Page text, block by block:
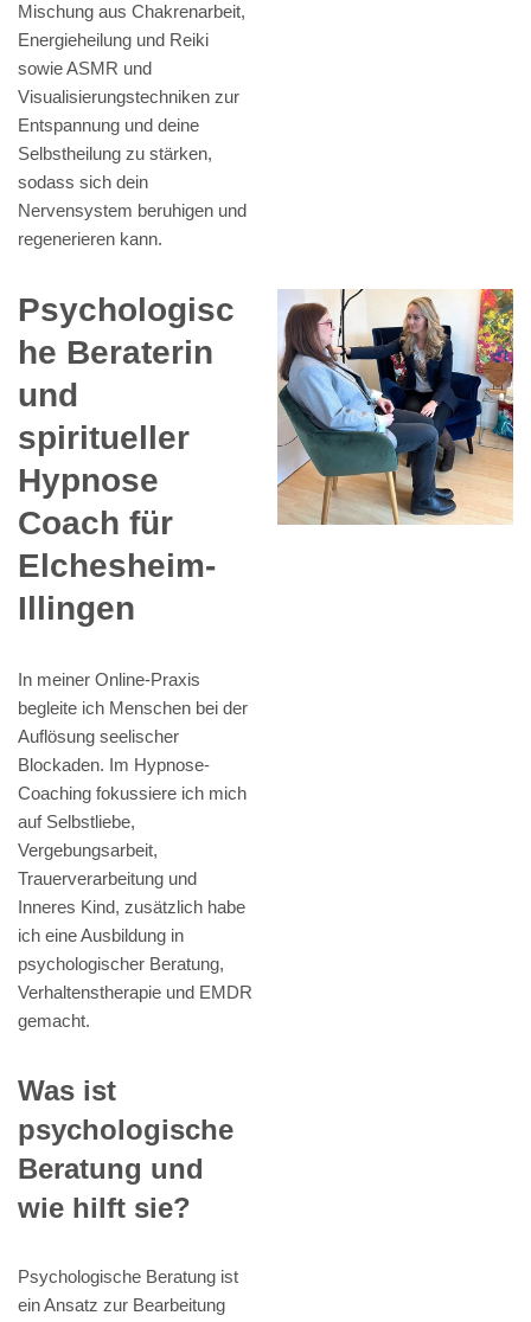
Mischung aus Chakrenarbeit,
Energieheilung und Reiki
sowie ASMR und
Visualisierungstechniken zur
Entspannung und deine
Selbstheilung zu stärken,
sodass sich dein
Nervensystem beruhigen und
regenerieren kann.
Psychologisc
he Beraterin
und
spiritueller
Hypnose
Coach für
Elchesheim-
Illingen
In meiner Online-Praxis
begleite ich Menschen bei der
Auflösung seelischer
Blockaden. Im Hypnose-
Coaching fokussiere ich mich
auf Selbstliebe,
Vergebungsarbeit,
Trauerverarbeitung und
Inneres Kind, zusätzlich habe
ich eine Ausbildung in
psychologischer Beratung,
Verhaltenstherapie und EMDR
gemacht.
Was ist
psychologische
Beratung und
wie hilft sie?
Psychologische Beratung ist
ein Ansatz zur Bearbeitung